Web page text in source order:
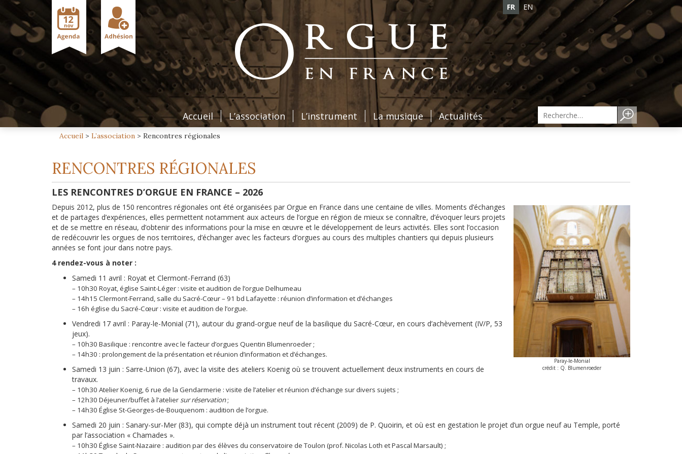
FR EN
Accueil L’association L’instrument La musique Actualités
Accueil > L’association > Rencontres régionales
RENCONTRES RÉGIONALES
LES RENCONTRES D’ORGUE EN FRANCE – 2026
Paray-le-Monial
crédit : Q. Blumenroeder
Depuis 2012, plus de 150 rencontres régionales ont été organisées par Orgue en France dans une centaine de villes. Moments d’échanges
et de partages d’expériences, elles permettent notamment aux acteurs de l’orgue en région de mieux se connaître, d’évoquer leurs projets
et de se mettre en réseau, d’obtenir des informations pour la mise en œuvre et le développement de leurs activités. Elles sont l’occasion
de redécouvrir les orgues de nos territoires, d’échanger avec les facteurs d’orgues au cours des multiples chantiers qui depuis plusieurs
années se font jour dans notre pays.
4 rendez-vous à noter :
Samedi 11 avril : Royat et Clermont-Ferrand (63)
– 10h30 Royat, église Saint-Léger : visite et audition de l’orgue Delhumeau
– 14h15 Clermont-Ferrand, salle du Sacré-Cœur – 91 bd Lafayette : réunion d’information et d’échanges
– 16h église du Sacré-Cœur : visite et audition de l’orgue.
Vendredi 17 avril : Paray-le-Monial (71), autour du grand-orgue neuf de la basilique du Sacré-Cœur, en cours d’achèvement (IV/P, 53
jeux).
– 10h30 Basilique : rencontre avec le facteur d’orgues Quentin Blumenroeder ;
– 14h30 : prolongement de la présentation et réunion d’information et d’échanges.
Samedi 13 juin : Sarre-Union (67), avec la visite des ateliers Koenig où se trouvent actuellement deux instruments en cours de
travaux.
– 10h30 Atelier Koenig, 6 rue de la Gendarmerie : visite de l’atelier et réunion d’échange sur divers sujets ;
– 12h30 Déjeuner/buffet à l’ateliersur réservation;
– 14h30 Église St-Georges-de-Bouquenom : audition de l’orgue.
Samedi 20 juin : Sanary-sur-Mer (83), qui compte déjà un instrument tout récent (2009) de P. Quoirin, et où est en gestation le projet d’un orgue neuf au Temple, porté
par l’association « Chamades ».
– 10h30 Église Saint-Nazaire : audition par des élèves du conservatoire de Toulon (prof. Nicolas Loth et Pascal Marsault) ;